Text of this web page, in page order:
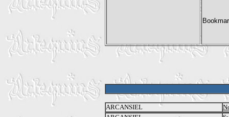
ARCANSIEL